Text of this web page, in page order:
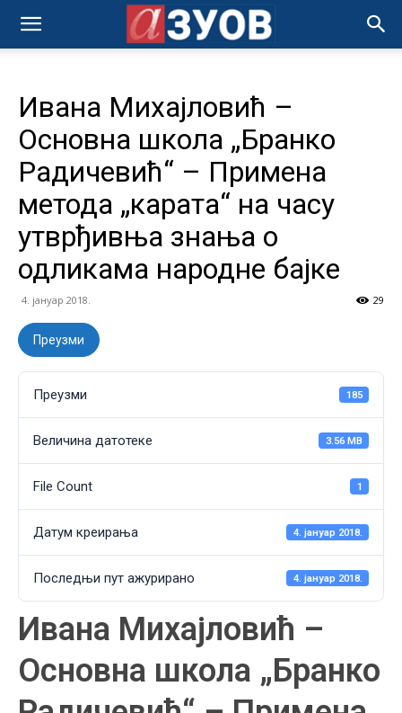
Ивана Михајловић –
Основна школа „Бранко
Радичевић“ – Примена
метода „карата“ на часу
утврђивња знања о
одликама народне бајке
4. јануар 2018. 29
Преузми
Преузми 185
Величина датотеке 3.56 MB
File Count 1
Датум креирања 4. јануар 2018.
Последњи пут ажурирано 4. јануар 2018.
Ивана Михајловић –
Основна школа „Бранко